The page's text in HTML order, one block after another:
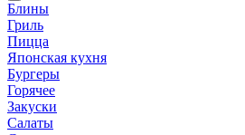
Блины
Гриль
Пицца
Японская кухня
Бургеры
Горячее
Закуски
Салаты